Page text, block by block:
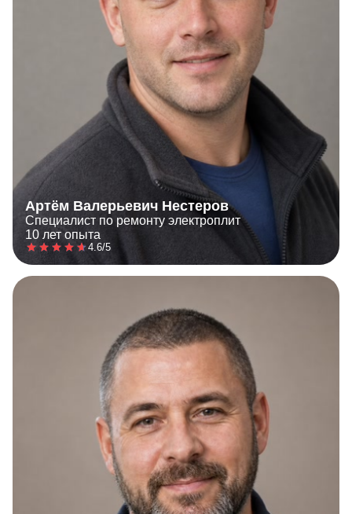
Артём Валерьевич Нестеров
Специалист по ремонту электроплит
10 лет опыта
4.6/5